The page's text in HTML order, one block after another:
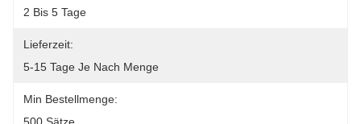
2 Bis 5 Tage
Lieferzeit:
5-15 Tage Je Nach Menge
Min Bestellmenge: